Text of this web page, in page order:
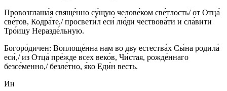
Провозглаша́я свяще́нно су́щую челове́ком све́тлость/ от Отца́
све́тов, Кодра́те,/ просвети́л еси́ лю́ди чествова́ти и сла́вити
Тро́ицу Неразде́льную.
Богоро́дичен: Воплоще́нна нам во дву естества́х Сы́на родила́
еси́,/ из Отца́ пре́жде всех веко́в, Чи́стая, рожде́ннаго
безсе́менно,/ безле́тно, я́ко Еди́н весть.
Ин